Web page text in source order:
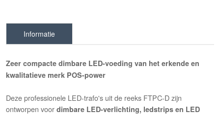
Informatie
Zeer compacte dimbare LED-voeding van het erkende en
kwalitatieve merk POS-power
Deze professionele LED-trafo's uit de reeks FTPC-D zijn
ontworpen voordimbare LED-verlichting, ledstrips en LED